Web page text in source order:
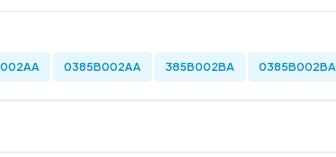
0385B002AA 385B002BA 0385B002BA